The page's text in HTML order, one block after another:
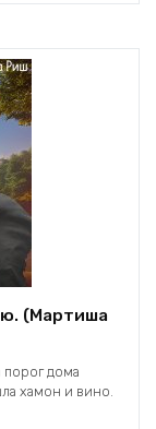
(Мартиша
порог дома
хамон и вино.